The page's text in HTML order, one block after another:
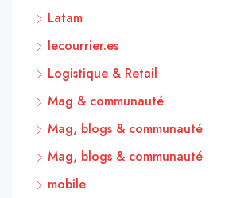
Latam
lecourrier.es
Logistique & Retail
Mag & communauté
Mag, blogs & communauté
Mag, blogs & communauté
mobile